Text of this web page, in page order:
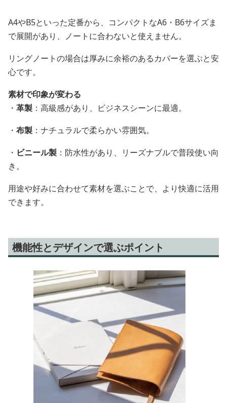
A4やB5といった定番から、コンパクトなA6・B6サイズま
で展開があり、ノートに合わないと使えません。
リングノートの場合は厚みに余裕のあるカバーを選ぶと安
心です。
素材で印象が変わる
・ 革製 ：高級感があり、ビジネスシーンに最適。
・ 布製 ：ナチュラルで柔らかい雰囲気。
・ ビニール製 ：防水性があり、リーズナブルで普段使い向
き。
用途や好みに合わせて素材を選ぶことで、より快適に活用
できます。
機能性とデザインで選ぶポイント